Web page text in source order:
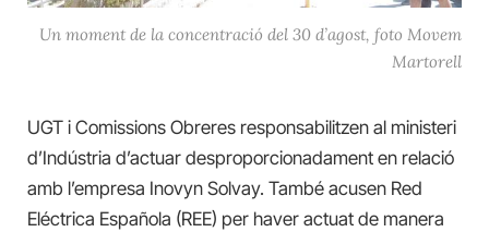
Un moment de la concentració del 30 d’agost, foto Movem
Martorell
UGT i Comissions Obreres responsabilitzen al ministeri
d’Indústria d’actuar desproporcionadament en relació
amb l’empresa Inovyn Solvay. També acusen Red
Eléctrica Española (REE) per haver actuat de manera